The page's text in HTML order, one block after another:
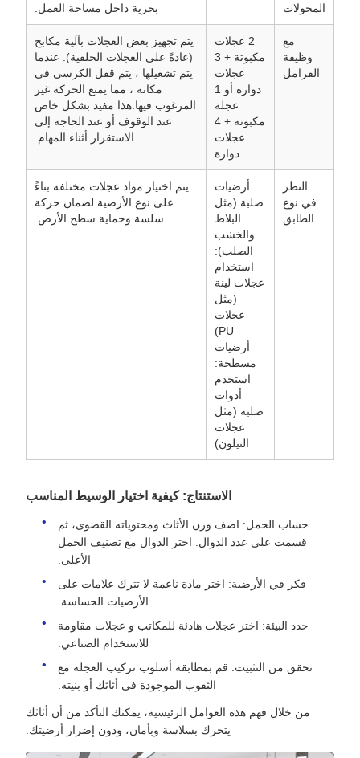
المحولات
بحرية داخل مساحة العمل.
مع
وظيفة
الفرامل
2 عجلات
مكبوتة + 3
عجلات
دوارة أو 1
عجلة
مكبوتة + 4
عجلات
دوارة
يتم تجهيز بعض العجلات بآلية مكابح
(عادةً على العجلات الخلفية). عندما
يتم تشغيلها ، يتم قفل الكرسي في
مكانه ، مما يمنع الحركة غير
المرغوب فيها.هذا مفيد بشكل خاص
عند الوقوف أو عند الحاجة إلى
الاستقرار أثناء المهام.
النظر
في نوع
الطابق
أرضيات
صلبة (مثل
البلاط
والخشب
الصلب):
استخدام
عجلات لينة
(مثل
عجلات
PU)
أرضيات
مسطحة:
استخدم
أدوات
صلبة (مثل
عجلات
النيلون)
يتم اختيار مواد عجلات مختلفة بناءً
على نوع الأرضية لضمان حركة
سلسة وحماية سطح الأرض.
الاستنتاج: كيفية اختيار الوسيط المناسب
حساب الحمل: اضف وزن الأثاث ومحتوياته القصوى، ثم
قسمت على عدد الدوال. اختر الدوال مع تصنيف الحمل
الأعلى.
فكر في الأرضية: اختر مادة ناعمة لا تترك علامات على
الأرضيات الحساسة.
حدد البيئة: اختر عجلات هادئة للمكاتب و عجلات مقاومة
للاستخدام الصناعي.
تحقق من التثبيت: قم بمطابقة أسلوب تركيب العجلة مع
الثقوب الموجودة في أثاثك أو بنيته.
من خلال فهم هذه العوامل الرئيسية، يمكنك التأكد من أن أثاثك
يتحرك بسلاسة وبأمان، ودون إضرار أرضيتك.